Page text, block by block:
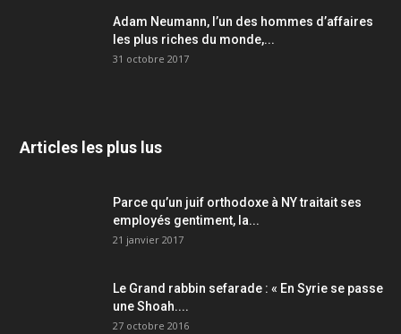
Adam Neumann, l’un des hommes d’affaires
les plus riches du monde,...
31 octobre 2017
Articles les plus lus
Parce qu’un juif orthodoxe à NY traitait ses
employés gentiment, la...
21 janvier 2017
Le Grand rabbin sefarade : « En Syrie se passe
une Shoah....
27 octobre 2016